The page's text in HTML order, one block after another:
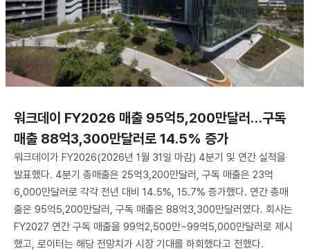
워크데이 FY2026 매출 95억5,200만달러…구독
매출 88억3,300만달러로 14.5% 증가
워크데이가 FY2026(2026년 1월 31일 마감) 4분기 및 연간 실적을
발표했다. 4분기 총매출은 25억3,200만달러, 구독 매출은 23억
6,000만달러로 각각 전년 대비 14.5%, 15.7% 증가했다. 연간 총매
출은 95억5,200만달러, 구독 매출은 88억3,300만달러였다. 회사는
FY2027 연간 구독 매출을 99억2,500만~99억5,000만달러로 제시
했고, 로이터는 해당 전망치가 시장 기대를 하회했다고 전했다.